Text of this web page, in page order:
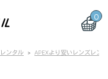
0
ンタル APEXより安いレンズレン